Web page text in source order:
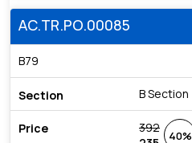
AC.TR.PO.00085
B79
B Section
392
40%